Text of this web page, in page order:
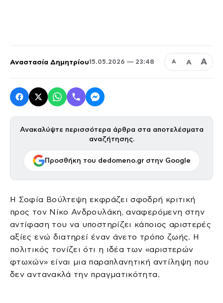
Αναστασία Δημητρίου15.05.2026 — 23:48 Α Α Α
Ανακαλύψτε περισσότερα άρθρα στα αποτελέσματα
αναζήτησης.
Προσθήκη του dedomeno.gr στην Google
Η Σοφία Βούλτεψη εκφράζει σφοδρή κριτική
προς τον Νίκο Ανδρουλάκη, αναφερόμενη στην
αντίφαση του να υποστηρίζει κάποιος αριστερές
αξίες ενώ διατηρεί έναν άνετο τρόπο ζωής. Η
πολιτικός τονίζει ότι η ιδέα των «αριστερών
φτωχών» είναι μια παραπλανητική αντίληψη που
δεν αντανακλά την πραγματικότητα.